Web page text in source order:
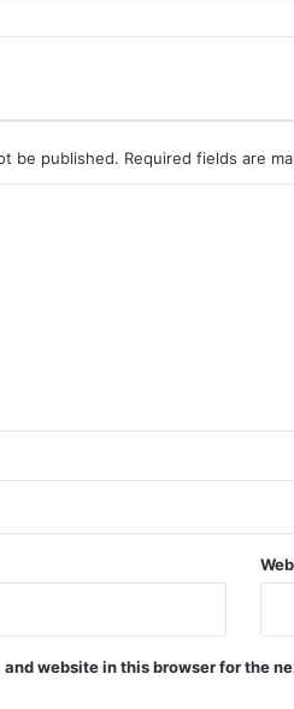
be published. Required fields are
website in this browser for the